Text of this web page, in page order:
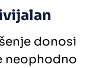
donosi
neophodno